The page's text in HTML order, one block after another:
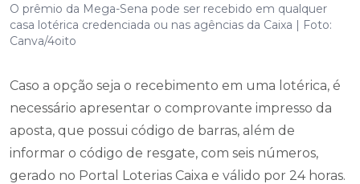
O prêmio da Mega-Sena pode ser recebido em qualquer
casa lotérica credenciada ou nas agências da Caixa | Foto:
Canva/4oito
Caso a opção seja o recebimento em uma lotérica, é
necessário apresentar o comprovante impresso da
aposta, que possui código de barras, além de
informar o código de resgate, com seis números,
gerado no Portal Loterias Caixa e válido por 24 horas.